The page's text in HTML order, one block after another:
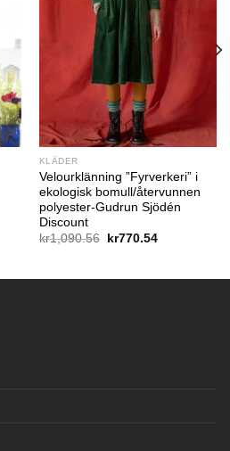
KLÄDER
Velourklänning ”Fyrverkeri” i
ekologisk bomull/återvunnen
polyester-Gudrun Sjödén
Discount
kr1,090.56
Det
kr770.54Det